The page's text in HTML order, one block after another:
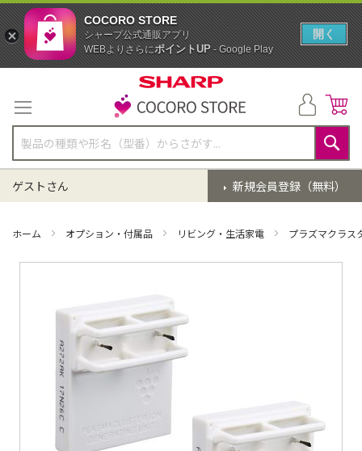
テ
ン
ツ
に
ス
キ
ッ
検
索
新規会員登録（無料）
ゲストさん
ホーム オプション・付属品 リビング・生活家電 プラズマクラス
COCORO STORE
シャープ公式通販アプリ
WEBよりさらにポイントUP- Google Play
開く